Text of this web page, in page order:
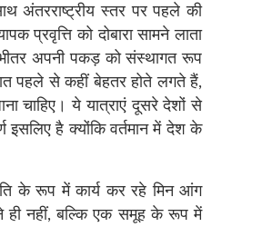
अंतरराष्ट्रीय स्तर पर पहले की
प्रवृत्ति को दोबारा सामने लाता
भीतर अपनी पकड़ को संस्थागत रूप
पहले से कहीं बेहतर होते लगते हैं,
चाहिए। ये यात्राएं दूसरे देशों से
है क्योंकि वर्तमान में देश के
के रूप में कार्य कर रहे मिन आंग
ही नहीं, बल्कि एक समूह के रूप में